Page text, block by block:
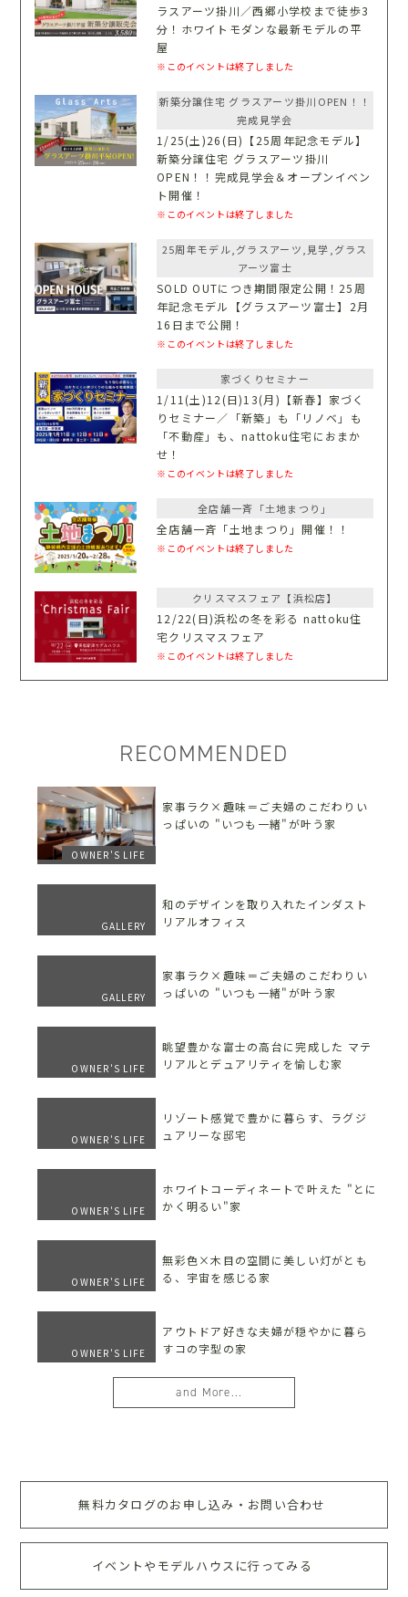
ラスアーツ掛川／西郷小学校まで徒歩3
分！ホワイトモダンな最新モデルの平
屋
※このイベントは終了しました
新築分譲住宅 グラスアーツ掛川OPEN！！
完成見学会
1/25(土)26(日)【25周年記念モデル】
新築分譲住宅 グラスアーツ掛川
OPEN！！完成見学会＆オープンイベン
ト開催！
※このイベントは終了しました
25周年モデル,グラスアーツ,見学,グラス
アーツ富士
SOLD OUTにつき期間限定公開！25周
年記念モデル【グラスアーツ富士】2月
16日まで公開！
※このイベントは終了しました
家づくりセミナー
1/11(土)12(日)13(月)【新春】家づく
りセミナー／「新築」も「リノベ」も
「不動産」も、nattoku住宅におまか
せ！
※このイベントは終了しました
全店舗一斉「土地まつり」
全店舗一斉「土地まつり」開催！！
※このイベントは終了しました
クリスマスフェア【浜松店】
12/22(日)浜松の冬を彩る nattoku住
宅クリスマスフェア
※このイベントは終了しました
RECOMMENDED
OWNER'S LIFE
家事ラク×趣味＝ご夫婦のこだわりい
っぱいの "いつも一緒"が叶う家
GALLERY
和のデザインを取り入れたインダスト
リアルオフィス
GALLERY
家事ラク×趣味＝ご夫婦のこだわりい
っぱいの "いつも一緒"が叶う家
OWNER'S LIFE
眺望豊かな富士の高台に完成した マテ
リアルとデュアリティを愉しむ家
OWNER'S LIFE
リゾート感覚で豊かに暮らす、ラグジ
ュアリーな邸宅
OWNER'S LIFE
ホワイトコーディネートで叶えた "とに
かく明るい"家
OWNER'S LIFE
無彩色×木目の空間に美しい灯がとも
る、宇宙を感じる家
OWNER'S LIFE
アウトドア好きな夫婦が穏やかに暮ら
すコの字型の家
and More...
無料カタログのお申し込み・お問い合わせ
イベントやモデルハウスに行ってみる